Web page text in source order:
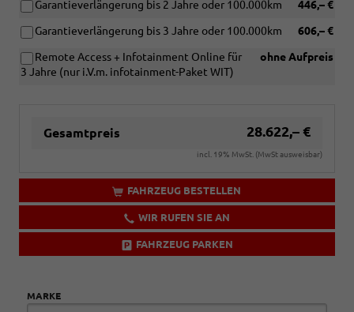
446,– €
Garantieverlängerung bis 2 Jahre oder 100.000km
606,– €
Garantieverlängerung bis 3 Jahre oder 100.000km
ohne Aufpreis
Remote Access + Infotainment Online für
3 Jahre (nur i.V.m. infotainment-Paket WIT)
Gesamtpreis 28.622,– €
incl. 19% MwSt. (MwSt ausweisbar)
FAHRZEUG BESTELLEN
WIR RUFEN SIE AN
FAHRZEUG PARKEN
MARKE